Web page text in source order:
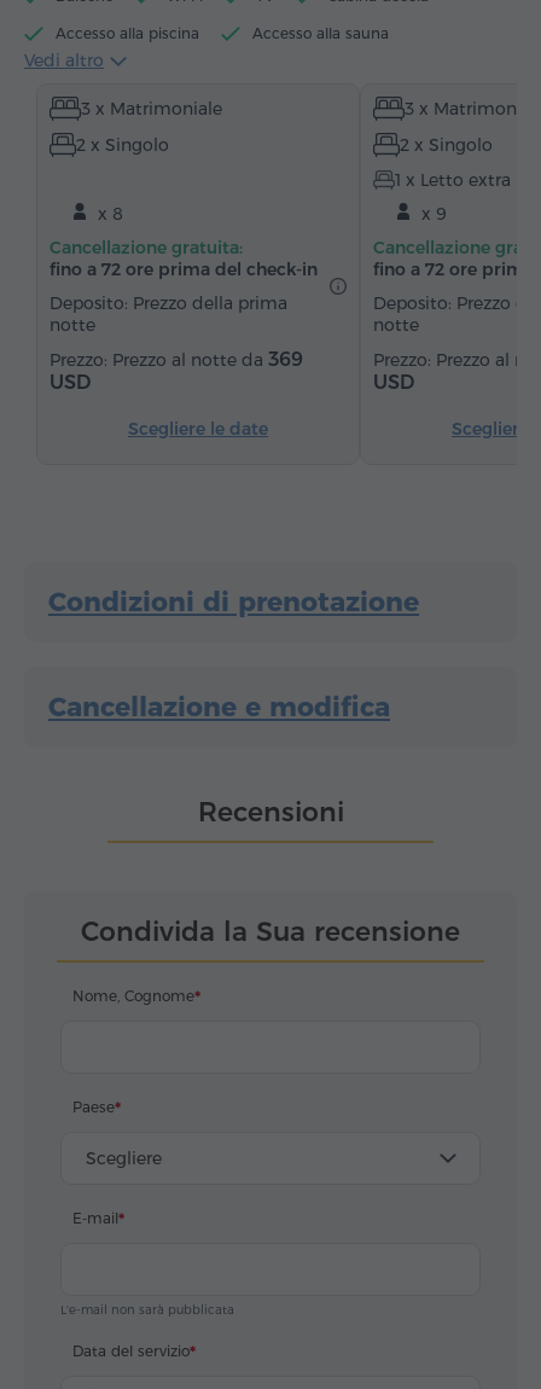
Accesso alla piscina Accesso alla sauna
Accesso al biliardo
Articoli da toeletta Accappatoio
Pantofole Riscaldamento
Zona salotto
Zona pranzo Divano
Sedia Canali satellitari Moquette
Pavimenti in parquet Cucinino Frigorifero
Ferro da stiro con asse
Vedi altro
3 x Matrimoniale
2 x Singolo
x 8
Cancellazione gratuita:
fino a 72 ore prima del check‑in
Deposito: Prezzo della prima
notte
Prezzo al notte da 369
USD
Scegliere le date
3 x
2 x Singolo
1 x Letto extra
x 9
Cancellazione
fino a 72 ore prima
Deposito: Prezzo
notte
Prezzo al
USD
Scegliere
Condizioni di prenotazione
Cancellazione e modifica
Recensioni
Condivida la Sua recensione
Nome, Cognome
Paese
Scegliere
E-mail
L'e-mail non sarà pubblicata
Data del servizio